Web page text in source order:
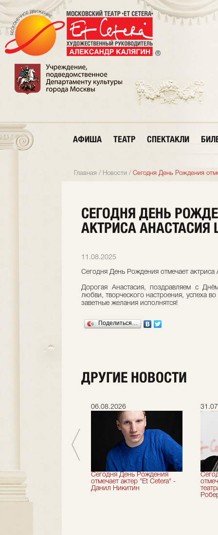
АФИША ТЕАТР СПЕКТАКЛИ
Главная / Новости / Сегодня День Рождения
СЕГОДНЯ ДЕНЬ
АКТРИСА
11.08.2025
Сегодня День Рождения отмечает
Дорогая Анастасия, поздравляем с
любви, творческого настроения, успеха
заветные желания исполнятся!
Поделиться…
ДРУГИЕ НОВОСТИ
сезон!
06.08.2026
Сегодня День Рождения
отмечает актер "Et Cetera" -
Данил Никитин